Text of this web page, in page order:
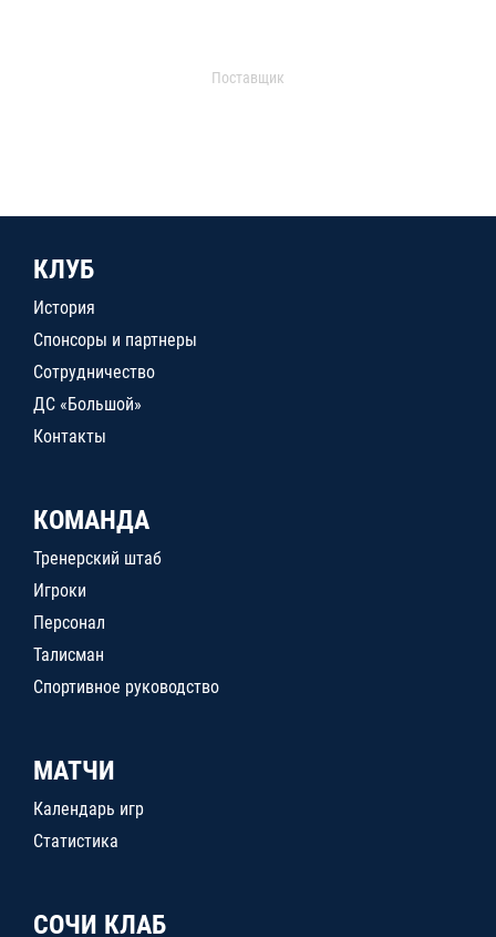
Поставщик
КЛУБ
История
Спонсоры и партнеры
Сотрудничество
ДС «Большой»
Контакты
КОМАНДА
Тренерский штаб
Игроки
Персонал
Талисман
Спортивное руководство
МАТЧИ
Календарь игр
Статистика
СОЧИ КЛАБ